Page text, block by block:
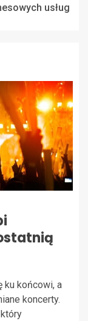
usług
ku końcowi, a
koncerty.